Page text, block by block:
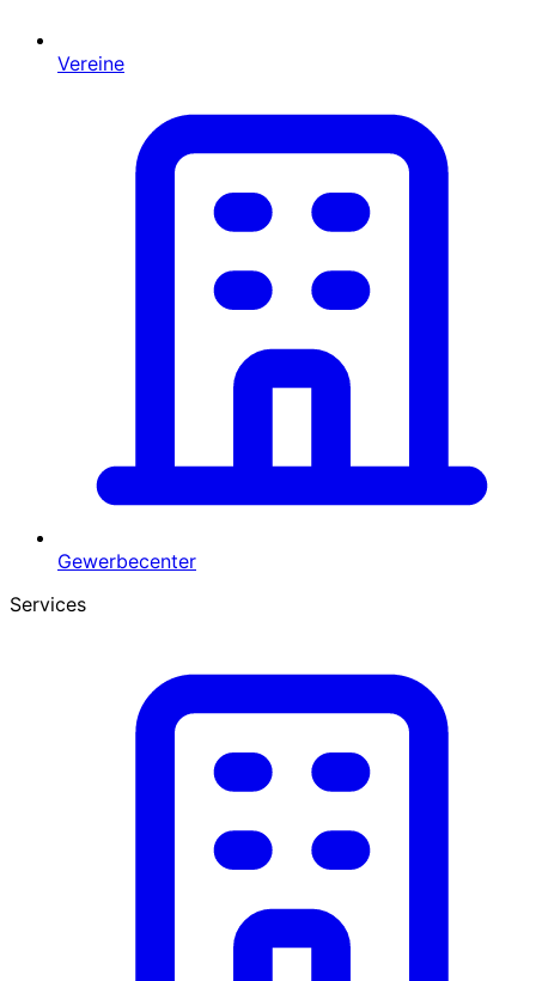
Vereine
Gewerbecenter
Services